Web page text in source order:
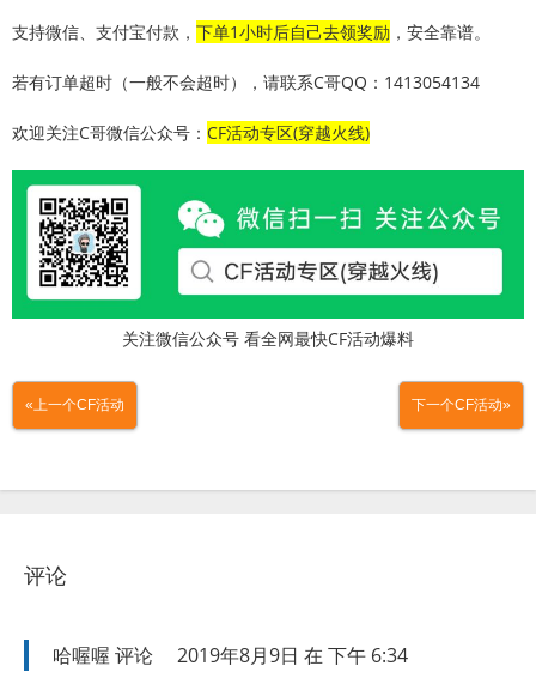
支持微信、支付宝付款， 下单1小时后自己去领奖励 ，安全靠谱。
若有订单超时（一般不会超时），请联系C哥QQ：1413054134
欢迎关注C哥微信公众号： CF活动专区(穿越火线)
关注微信公众号 看全网最快CF活动爆料
«上一个CF活动 下一个CF活动»
评论
哈喔喔 评论 2019年8月9日 在 下午 6:34